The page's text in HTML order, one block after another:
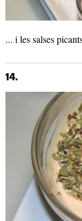
... i les salses
14.